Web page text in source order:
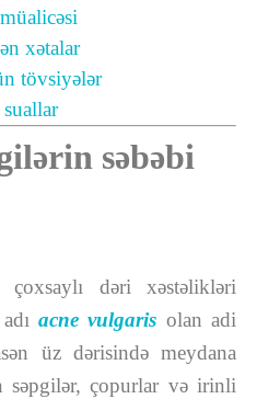
xətalar
tövsiyələr
səbəbi
dəri xəstəlikləri
adıacne vulgaris olan adi
üz dərisində meydana
səpgilər, çopurlar və irinli